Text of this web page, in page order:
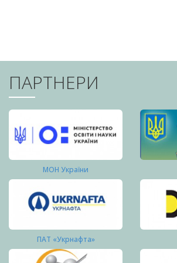
ПАРТНЕРИ
МОН України
ПАТ «Укрнафта»